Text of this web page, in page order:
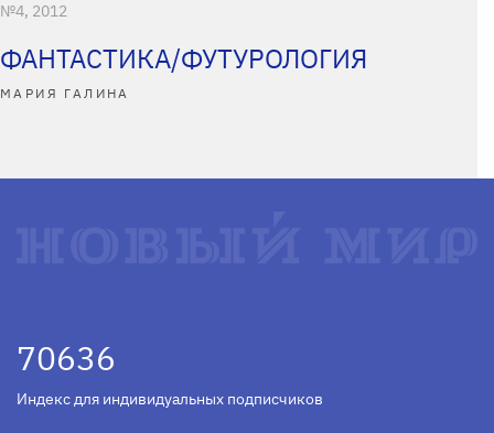
№4, 2012
ФАНТАСТИКА/ФУТУРОЛОГИЯ
МАРИЯ ГАЛИНА
70636
Индекс для индивидуальных подписчиков